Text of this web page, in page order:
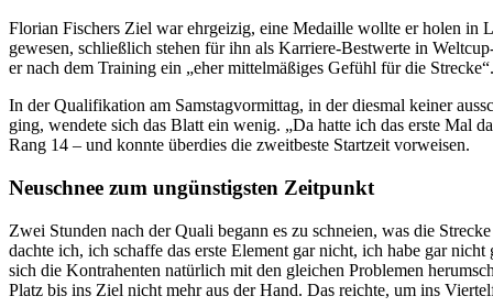
Florian Fischers Ziel war ehrgeizig, eine Medaille wollte er holen in
gewesen, schließlich stehen für ihn als Karriere-Bestwerte in
er nach dem Training ein „eher mittelmäßiges Gefühl für die Strecke“.
In der Qualifikation am Samstagvormittag, in der diesmal keiner
ging, wendete sich das Blatt ein wenig. „Da hatte ich das erste Mal
Rang 14 – und konnte überdies die zweitbeste Startzeit vorweisen.
Neuschnee zum ungünstigsten Zeitpunkt
Zwei Stunden nach der Quali begann es zu schneien, was die
dachte ich, ich schaffe das erste Element gar nicht, ich habe gar
sich die Kontrahenten natürlich mit den gleichen Problemen
Platz bis ins Ziel nicht mehr aus der Hand. Das reichte, um ins